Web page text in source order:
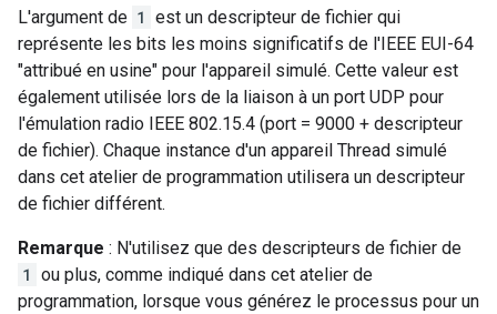
L'argument de 1 est un descripteur de fichier qui
représente les bits les moins significatifs de l'IEEE EUI-64
"attribué en usine" pour l'appareil simulé. Cette valeur est
également utilisée lors de la liaison à un port UDP pour
l'émulation radio IEEE 802.15.4 (port = 9000 + descripteur
de fichier). Chaque instance d'un appareil Thread simulé
dans cet atelier de programmation utilisera un descripteur
de fichier différent.
Remarque : N'utilisez que des descripteurs de fichier de
1 ou plus, comme indiqué dans cet atelier de
programmation, lorsque vous générez le processus pour un